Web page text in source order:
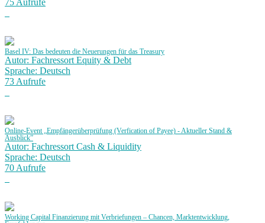
75 Aufrufe
Basel IV: Das bedeuten die Neuerungen für das Treasury
Autor: Fachressort Equity & Debt
Sprache: Deutsch
73 Aufrufe
Online-Event „Empfängerüberprüfung (Verfication of Payee) - Aktueller Stand &
Ausblick”
Autor: Fachressort Cash & Liquidity
Sprache: Deutsch
70 Aufrufe
Working Capital Finanzierung mit Verbriefungen – Chancen, Marktentwicklung,